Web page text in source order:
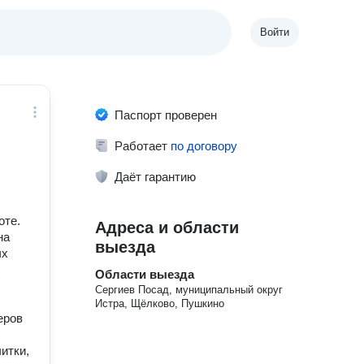
Войти
Паспорт проверен
Работает по договору
Даёт гарантию
Адреса и области
выезда
Области выезда
Сергиев Посад, муниципальный округ
Истра, Щёлково, Пушкино